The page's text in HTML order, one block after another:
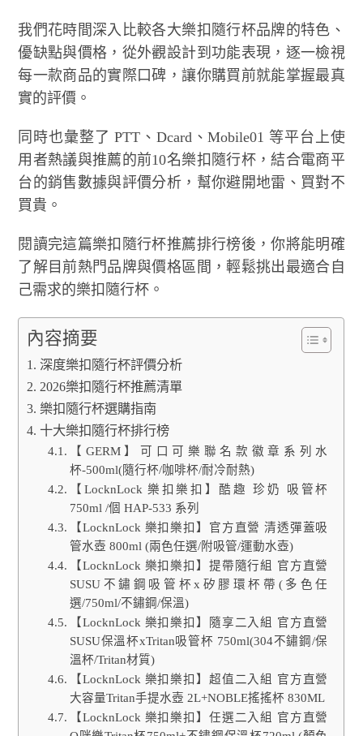
我們花時間深入比較各大樂扣隨行杯品牌的特色、
優缺點與價格，從外觀設計到功能表現，逐一檢視
每一款商品的實際口碑，讓你購買前就能掌握最真
實的評價。
同時也彙整了 PTT、Dcard、Mobile01 等平台上使
用者熱議與推薦的前10名樂扣隨行杯，結合電商平
台的銷售數據與評價分析，幫你避開地雷、買對不
買貴。
閱讀完這篇樂扣隨行杯推薦排行榜後，你將能明確
了解目前熱門品牌與價格區間，輕鬆挑出最適合自
己需求的樂扣隨行杯。
內容摘要
深度樂扣隨行杯評價分析
2026樂扣隨行杯推薦清單
樂扣隨行杯選購指南
十大樂扣隨行杯排行榜
【GERM】可口可樂聯名款徽章系列水
杯-500ml(隨行杯/咖啡杯/耐冷耐熱)
【LocknLock 樂扣樂扣】酷趣 珍奶 吸管杯
750ml /個 HAP-533 系列
【LocknLock 樂扣樂扣】官方直營 清透彈蓋吸
管水壺 800ml (兩色任選/附吸管/運動水壺)
【LocknLock 樂扣樂扣】提帶隨行組 官方直營
SUSU不鏽鋼吸管杯x矽膠環杯帶(多色任
選/750ml/不鏽鋼/保溫)
【LocknLock 樂扣樂扣】隨享二入組 官方直營
SUSU保溫杯xTritan吸管杯 750ml(304不鏽鋼/保
溫杯/Tritan材質)
【LocknLock 樂扣樂扣】超值二入組 官方直營
大容量Tritan手提水壺 2L+NOBLE搖搖杯 830ML
【LocknLock 樂扣樂扣】任選二入組 官方直營